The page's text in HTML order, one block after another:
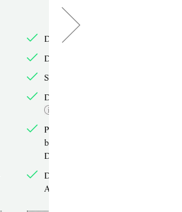
PDF-Downloads
Die aktuelle TdZ-Ausgabe
Das jährliche Arbeitsbuch
Sonderpublikationen
Die aktuelle double-Ausgabe
Persönliches Archiv mit allen
bereits erworbenen
Downloads
Die aktuelle IXYPSILONZETT-
Ausgabe